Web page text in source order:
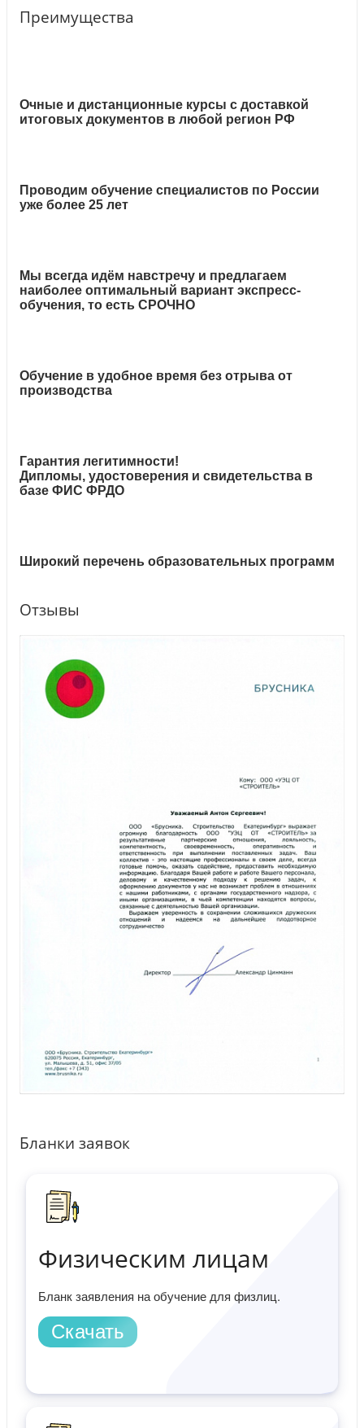
Преимущества
Очные и дистанционные курсы с доставкой
итоговых документов в любой регион РФ
Проводим обучение специалистов по России
уже более 25 лет
Мы всегда идём навстречу и предлагаем
наиболее оптимальный вариант экспресс-
обучения, то есть СРОЧНО
Обучение в удобное время без отрыва от
производства
Гарантия легитимности!
Дипломы, удостоверения и свидетельства в
базе ФИС ФРДО
Широкий перечень образовательных программ
Отзывы
Бланки заявок
Физическим лицам
Бланк заявления на обучение для физлиц.
Скачать